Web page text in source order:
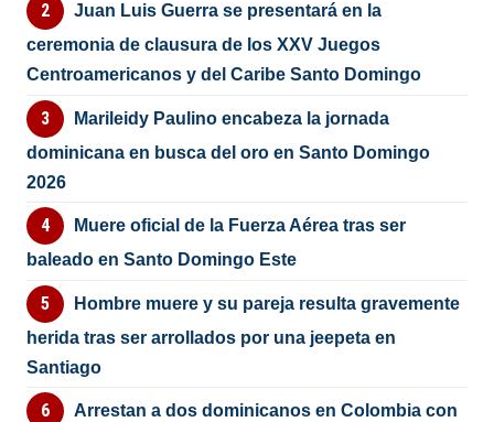
Juan Luis Guerra se presentará en la
ceremonia de clausura de los XXV Juegos
Centroamericanos y del Caribe Santo Domingo
Marileidy Paulino encabeza la jornada
dominicana en busca del oro en Santo Domingo
2026
Muere oficial de la Fuerza Aérea tras ser
baleado en Santo Domingo Este
Hombre muere y su pareja resulta gravemente
herida tras ser arrollados por una jeepeta en
Santiago
Arrestan a dos dominicanos en Colombia con